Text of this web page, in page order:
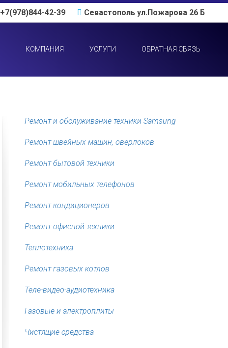
+7(978)844-42-39 Севастополь ул.Пожарова 26 Б
КОМПАНИЯ УСЛУГИ ОБРАТНАЯ СВЯЗЬ
Ремонт и обслуживание техники Samsung
Ремонт швейных машин, оверлоков
Ремонт бытовой техники
Ремонт мобильных телефонов
Ремонт кондиционеров
Ремонт офисной техники
Теплотехника
Ремонт газовых котлов
Теле-видео-аудиотехника
Газовые и электроплиты
Чистящие средства